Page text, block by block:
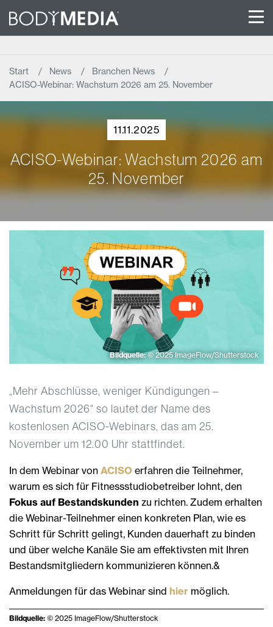
Start News
Branchen News
ACISO-Webinar: Wachstum 2026 am 25. November
11.11.2025
ACISO-Webinar: Wachstum 2026 am
25. November
Bildquelle:© 2025 ImageFlow/Shutterstock
„Mehr Abschlüsse, weniger Kündigungen –
Wachstum 2026“ so lautet der Name des
kostenlosen ACISO-Webinars, das am 25.
November um 12.00 Uhr stattfindet.
In dem Webinar von ACISO erfahren die Teilnehmer,
warum es sich für Fitnessstudiobetreiber lohnt, den
Fokus auf Bestandskunden zu richten. Zudem erhalten
die Webinar-Teilnehmer einen konkreten Plan, wie es
Schritt für Schritt gelingt, Kunden dauerhaft zu binden
und über welche Kanäle Sie am effektivsten mit Ihren
Bestandsmitgliedern kommunizieren können.&
Anmeldungen für das Webinar sind hier möglich.
Bildquelle: © 2025 ImageFlow/Shutterstock